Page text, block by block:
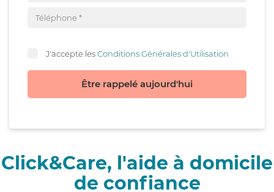
J'accepte lesConditions Générales d'Utilisation
Être rappelé aujourd'hui
Click&Care, l'aide à domicile
de confiance